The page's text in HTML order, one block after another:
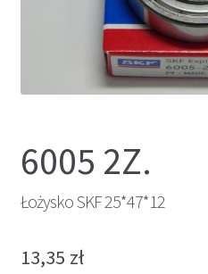
6005 2Z.
Łożysko SKF 25*47*12
13,35 zł